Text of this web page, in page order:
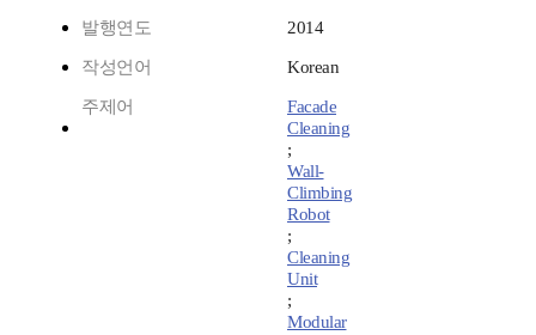
발행연도 2014
작성언어 Korean
주제어
Facade
Cleaning
;
Wall-
Climbing
Robot
;
Cleaning
Unit
;
Modular